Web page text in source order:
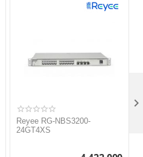
Reyee RG-NBS3200-
24GT4XS
